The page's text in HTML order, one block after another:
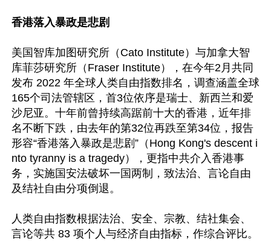
香港落入暴政是悲剧
美国智库加图研究所（Cato Institute）与加拿大智
库菲莎研究所（Fraser Institute），在今年2月共同
发布 2022 年全球人类自由指数排名，调查涵盖全球
165个司法管辖区，首3位依序是瑞士、新西兰和爱
沙尼亚。十年前曾持续高踞前十大的香港，近年排
名不断下跌，由去年的第32位再跌至第34位，报告
形容“香港落入暴政是悲剧”（Hong Kong's descent i
nto tyranny is a tragedy），更指中共介入香港事
务，实施国安法破坏一国两制，致法治、言论自由
及结社自由分项倒退。
人类自由指数根据法治、安全、宗教、结社集会、
言论等共 83 项个人与经济自由指标，作综合评比。